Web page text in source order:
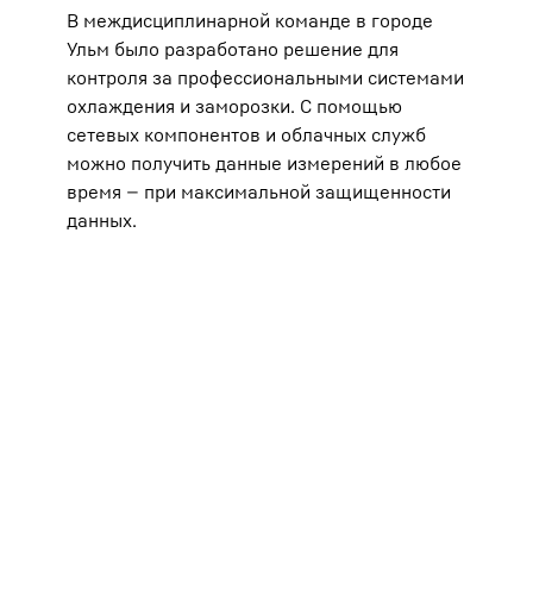
В междисциплинарной команде в городе
Ульм было разработано решение для
контроля за профессиональными системами
охлаждения и заморозки. С помощью
сетевых компонентов и облачных служб
можно получить данные измерений в любое
время — при максимальной защищенности
данных.